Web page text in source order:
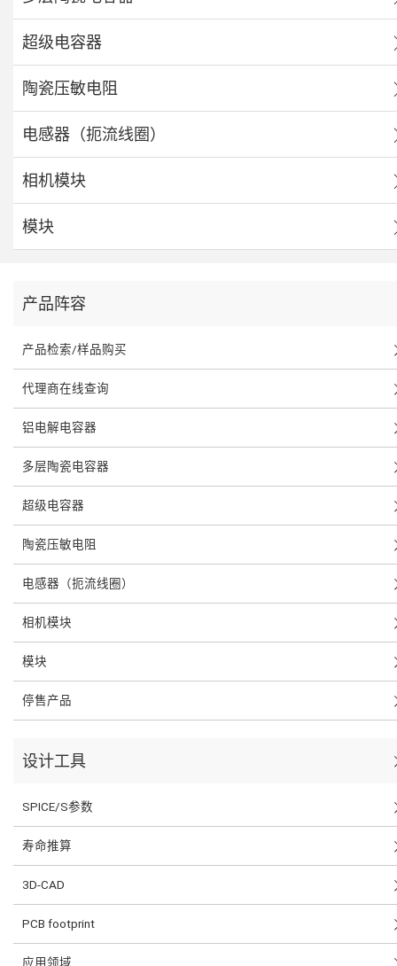
超级电容器
陶瓷压敏电阻
电感器（扼流线圈）
相机模块
模块
产品阵容
产品检索/样品购买
代理商在线查询
铝电解电容器
多层陶瓷电容器
超级电容器
陶瓷压敏电阻
电感器（扼流线圈）
相机模块
模块
停售产品
设计工具
SPICE/S参数
寿命推算
3D-CAD
PCB footprint
应用领域